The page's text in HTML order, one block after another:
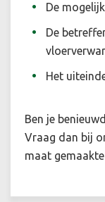
De
De
Het
Ben je
Vraag dan bij
maat gemaakte